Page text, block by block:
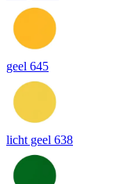
geel 645
licht geel 638